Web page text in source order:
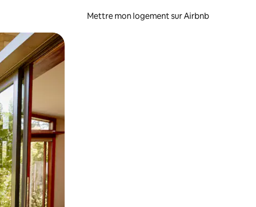
Mettre mon logement sur Airbnb
en faisant glisser.